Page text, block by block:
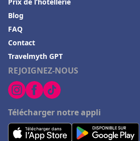
Hôtels avec piscine à Valence
Hôtels avec piscine à Blois
Hôtels avec piscine à Toulon
Hôtels avec piscine dans le Finistère
Hôtels avec piscine à Athènes
Hôtels avec piscine dans le Loiret
Hôtels avec piscine au Lavandou
REJOIGNEZ-NOUS
Télécharger notre appli
Blog
FAQ
Contact
Travelmyth GPT